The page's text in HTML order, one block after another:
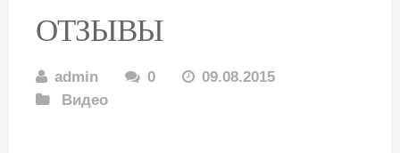
ОТЗЫВЫ
admin 0
09.08.2015
Видео